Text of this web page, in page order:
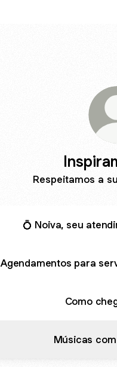
Respeitamos a
💍 Noiva, seu
Agendamentos para
Como
Músicas